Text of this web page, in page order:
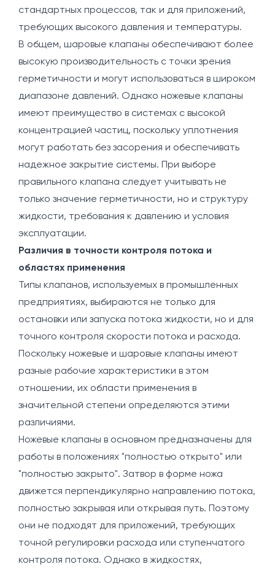
стандартных процессов, так и для приложений,
требующих высокого давления и температуры.
В общем, шаровые клапаны обеспечивают более
высокую производительность с точки зрения
герметичности и могут использоваться в широком
диапазоне давлений. Однако ножевые клапаны
имеют преимущество в системах с высокой
концентрацией частиц, поскольку уплотнения
могут работать без засорения и обеспечивать
надежное закрытие системы. При выборе
правильного клапана следует учитывать не
только значение герметичности, но и структуру
жидкости, требования к давлению и условия
эксплуатации.
Различия в точности контроля потока и
областях применения
Типы клапанов, используемых в промышленных
предприятиях, выбираются не только для
остановки или запуска потока жидкости, но и для
точного контроля скорости потока и расхода.
Поскольку ножевые и шаровые клапаны имеют
разные рабочие характеристики в этом
отношении, их области применения в
значительной степени определяются этими
различиями.
Ножевые клапаны в основном предназначены для
работы в положениях "полностью открыто" или
"полностью закрыто". Затвор в форме ножа
движется перпендикулярно направлению потока,
полностью закрывая или открывая путь. Поэтому
они не подходят для приложений, требующих
точной регулировки расхода или ступенчатого
контроля потока. Однако в жидкостях,